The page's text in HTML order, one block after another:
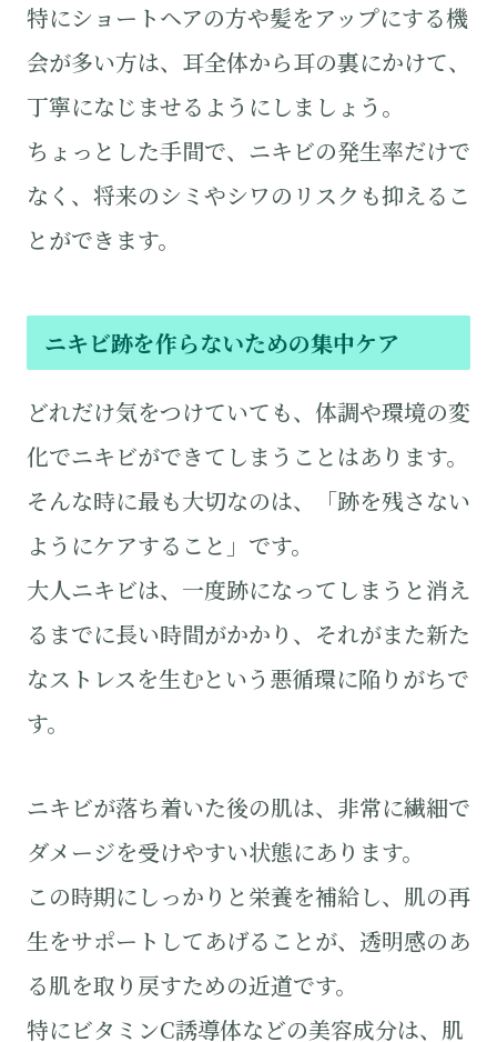
特にショートヘアの方や髪をアップにする機
会が多い方は、耳全体から耳の裏にかけて、
丁寧になじませるようにしましょう。
ちょっとした手間で、ニキビの発生率だけで
なく、将来のシミやシワのリスクも抑えるこ
とができます。
ニキビ跡を作らないための集中ケア
どれだけ気をつけていても、体調や環境の変
化でニキビができてしまうことはあります。
そんな時に最も大切なのは、「跡を残さない
ようにケアすること」です。
大人ニキビは、一度跡になってしまうと消え
るまでに長い時間がかかり、それがまた新た
なストレスを生むという悪循環に陥りがちで
す。
ニキビが落ち着いた後の肌は、非常に繊細で
ダメージを受けやすい状態にあります。
この時期にしっかりと栄養を補給し、肌の再
生をサポートしてあげることが、透明感のあ
る肌を取り戻すための近道です。
特にビタミンC誘導体などの美容成分は、肌